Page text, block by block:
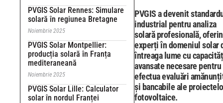
PVGIS Solar Rennes: Simulare
solară în regiunea Bretagne
Noiembrie 2025
PVGIS Solar Montpellier:
producția solară în Franța
mediteraneană
Noiembrie 2025
PVGIS Solar Lille: Calculator
solar în nordul Franței
PVGIS a devenit
industrial pentru analiza
solară profesională,
experți în domeniul solar
întreaga lume cu
avansate necesare pentru
efectua evaluări
și bancabile ale
fotovoltaice.